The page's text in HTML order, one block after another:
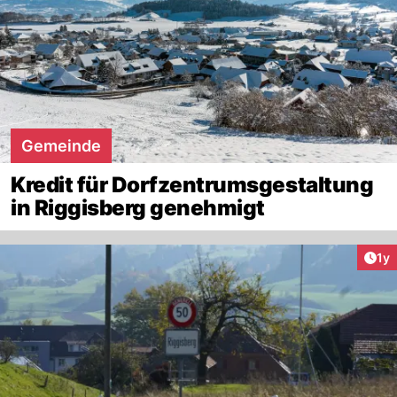
Gemeinde
Kredit für Dorfzentrumsgestaltung
in Riggisberg genehmigt
1y